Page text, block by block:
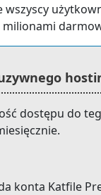
wszyscy
dostępu do
konta Katfile